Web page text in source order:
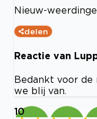
Nieuw-weerdinge
delen
Reactie van
Bedankt voor de
we blij van.
10